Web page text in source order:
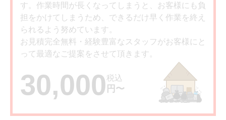
す。作業時間が長くなってしまうと、お客様にも負
担をかけてしまうため、できるだけ早く作業を終え
られるよう努めています。
お見積完全無料・経験豊富なスタッフがお客様にと
って最適なご提案をさせて頂きます。
30,000税込
円〜